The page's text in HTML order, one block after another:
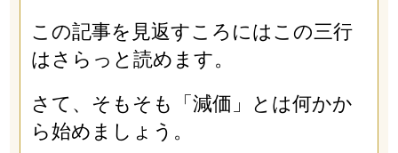
この記事を見返すころにはこの三行
はさらっと読めます。
さて、そもそも「減価」とは何かか
ら始めましょう。